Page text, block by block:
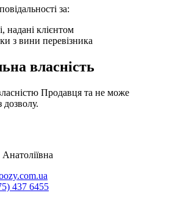
за:
надані клієнтом
з вини перевізника
власність
Продавця та не може
дозволу.
437 6455